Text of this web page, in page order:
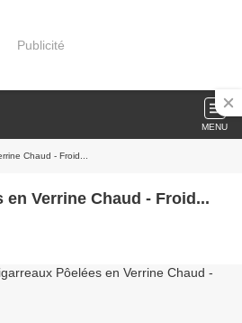
Publicité
MENU
Chaud - Froid...
en Verrine Chaud - Froid...